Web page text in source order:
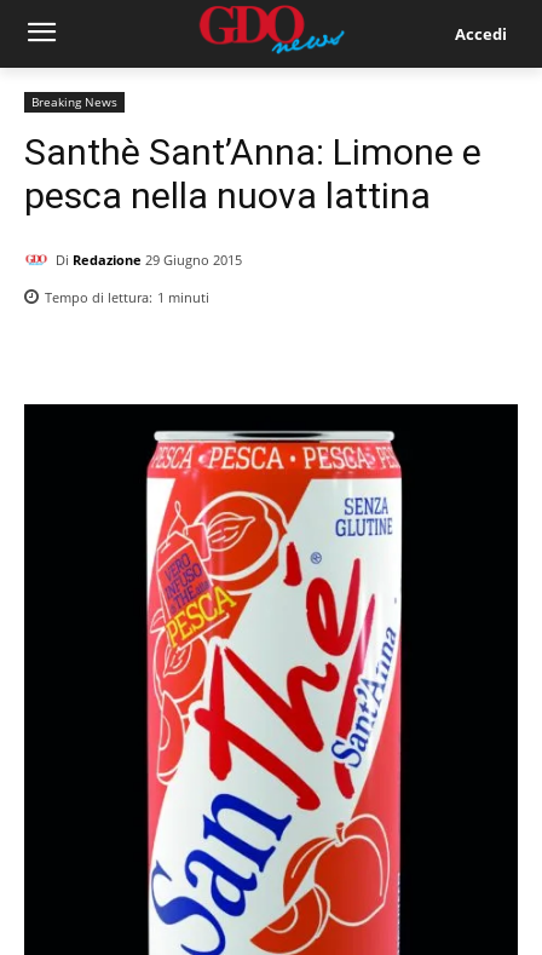
Accedi
Breaking News
Santhè Sant’Anna: Limone e
pesca nella nuova lattina
Di Redazione 29 Giugno 2015
Tempo di lettura: 1 minuti